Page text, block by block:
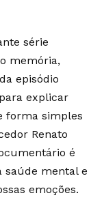
série
memória,
episódio
explicar
forma simples
Renato
é
saúde mental e
emoções.